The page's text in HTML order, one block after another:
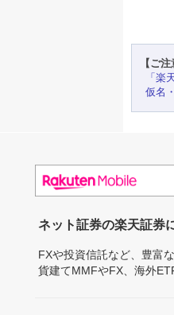
【ご
「楽
仮名
ネット証券の楽天証券
FXや投資信託など、豊富
貨建てMMFやFX、海外